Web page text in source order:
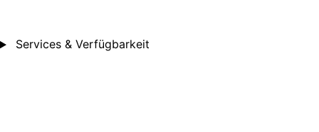
Services & Verfügbarkeit